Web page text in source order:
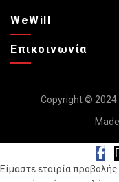
WeWill
Επικοινωνία
Copyright © 2024
Είμαστε εταιρία